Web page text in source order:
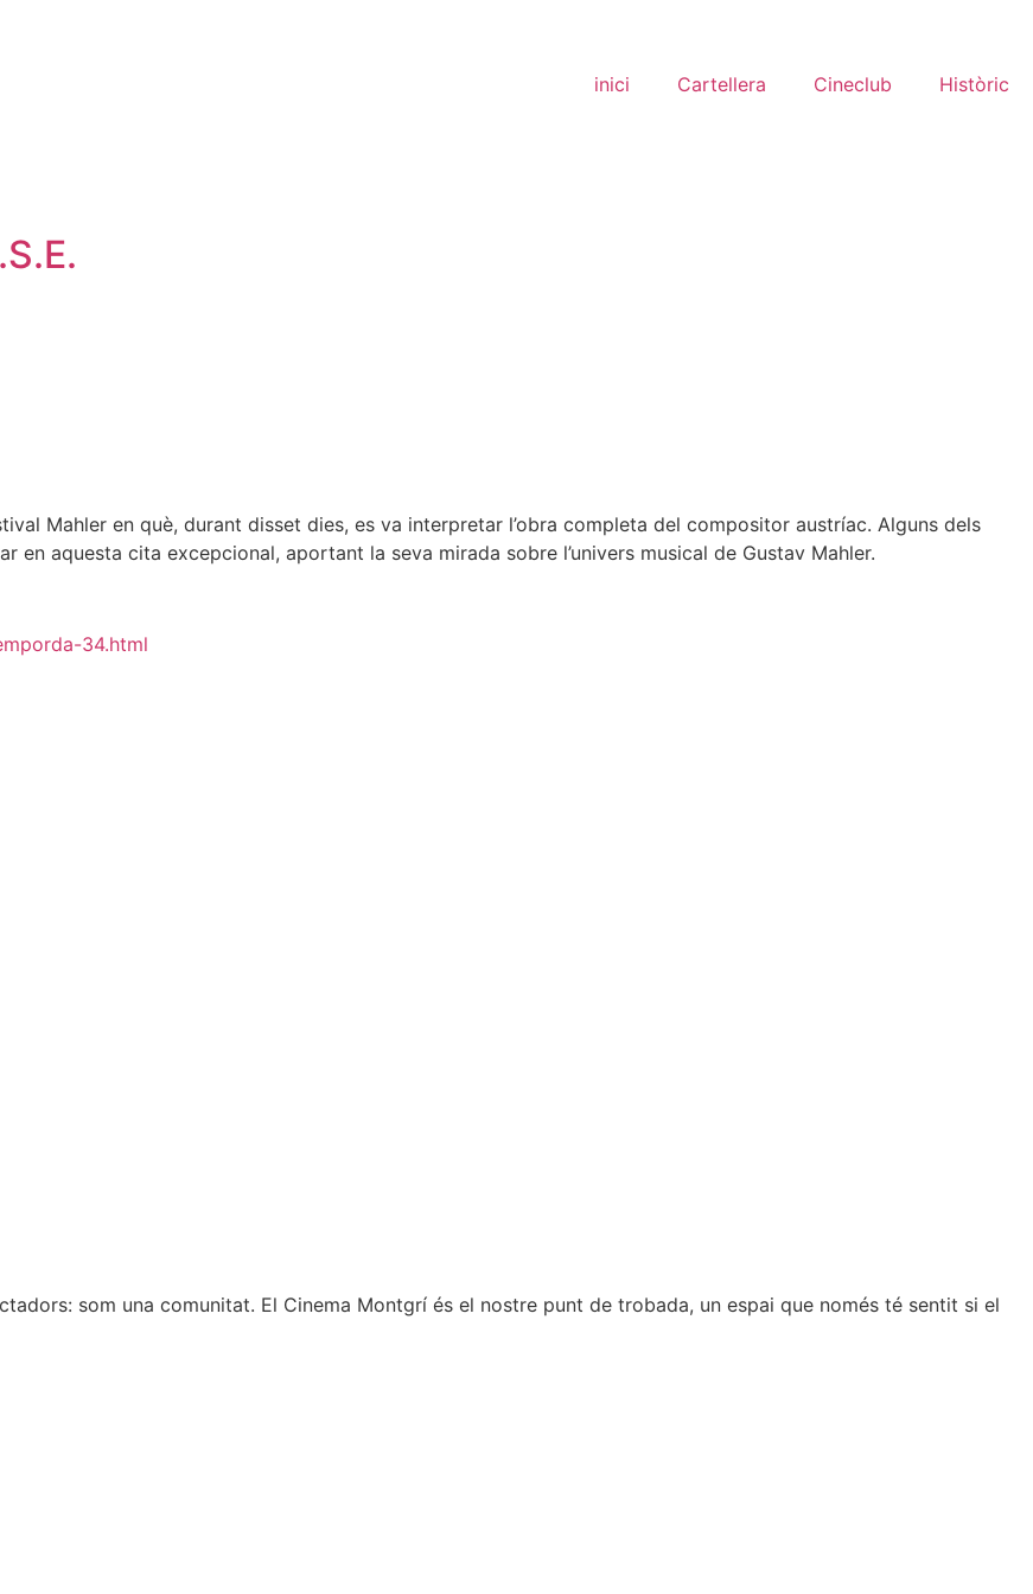
inici Cartellera Cineclub Històric
Mahler en què, durant disset dies, es va interpretar l’obra completa del compositor austríac. Alguns dels
aquesta cita excepcional, aportant la seva mirada sobre l’univers musical de Gustav Mahler.
34.html
som una comunitat. El Cinema Montgrí és el nostre punt de trobada, un espai que només té sentit si el